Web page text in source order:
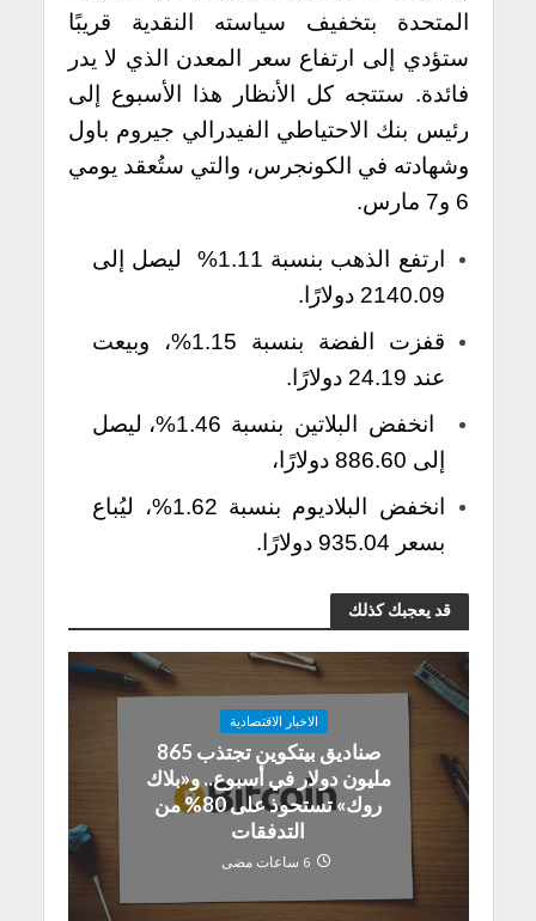
المتحدة بتخفيف سياسته النقدية قريبًا
ستؤدي إلى ارتفاع سعر المعدن الذي لا يدر
فائدة. ستتجه كل الأنظار هذا الأسبوع إلى
رئيس بنك الاحتياطي الفيدرالي جيروم باول
وشهادته في الكونجرس، والتي ستُعقد يومي
6 و7 مارس.
ارتفع الذهب بنسبة 1.11% ليصل إلى
2140.09 دولارًا.
قفزت الفضة بنسبة 1.15%، وبيعت
عند 24.19 دولارًا.
انخفض البلاتين بنسبة 1.46%، ليصل
إلى 886.60 دولارًا،
انخفض البلاديوم بنسبة 1.62%، ليُباع
بسعر 935.04 دولارًا.
قد يعجبك كذلك
الاخبار الاقتصادية
صناديق بيتكوين تجتذب 865
مليون دولار في أسبوع.. و«بلاك
روك» تستحوذ على 80% من
التدفقات
6 ساعات مضى